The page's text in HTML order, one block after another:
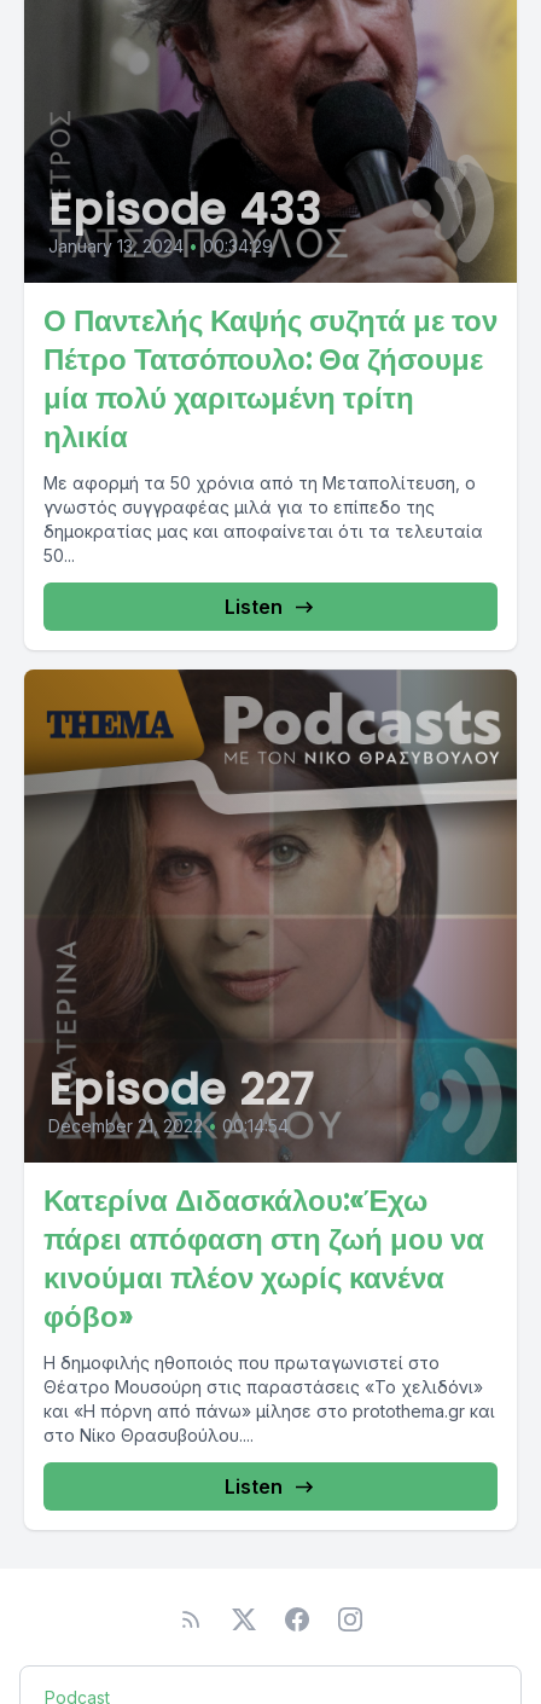
Episode 433
January 13, 2024 • 00:34:29
Ο Παντελής Καψής συζητά με τον
Πέτρο Τατσόπουλο: Θα ζήσουμε
μία πολύ χαριτωμένη τρίτη
ηλικία
Με αφορμή τα 50 χρόνια από τη Μεταπολίτευση, ο
γνωστός συγγραφέας μιλά για το επίπεδο της
δημοκρατίας μας και αποφαίνεται ότι τα τελευταία
50...
Listen
Episode 227
December 21, 2022 • 00:14:54
Κατερίνα Διδασκάλου:«Έχω
πάρει απόφαση στη ζωή μου να
κινούμαι πλέον χωρίς κανένα
φόβο»
Η δημοφιλής ηθοποιός που πρωταγωνιστεί στο
Θέατρο Μουσούρη στις παραστάσεις «Το χελιδόνι»
και «Η πόρνη από πάνω» μίλησε στο protothema.gr και
στο Νίκο Θρασυβούλου....
Listen
Podcast